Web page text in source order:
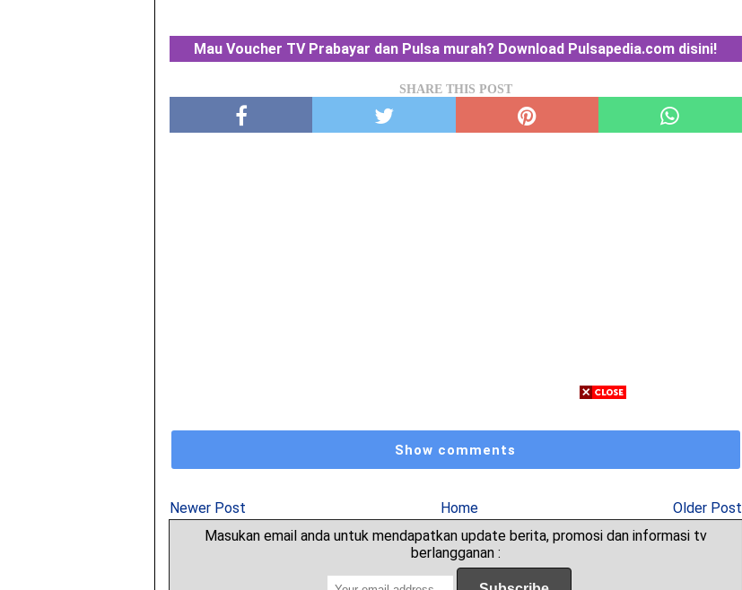
Mau Voucher TV Prabayar dan Pulsa murah? Download Pulsapedia.com disini!
SHARE THIS POST
Show comments
Newer Post Home
Older Post
Masukan email anda untuk mendapatkan update berita, promosi dan informasi tv
berlangganan :